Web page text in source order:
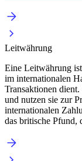
Leitwährung
Eine Leitwährung
im internationalen
Transaktionen
und nutzen sie zur
internationalen
das britische Pfund,